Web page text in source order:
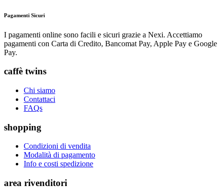
Pagamenti Sicuri
I pagamenti online sono facili e sicuri grazie a Nexi. Accettiamo
pagamenti con Carta di Credito, Bancomat Pay, Apple Pay e Google
Pay.
caffè twins
Chi siamo
Contattaci
FAQs
shopping
Condizioni di vendita
Modalità di pagamento
Info e costi spedizione
area rivenditori